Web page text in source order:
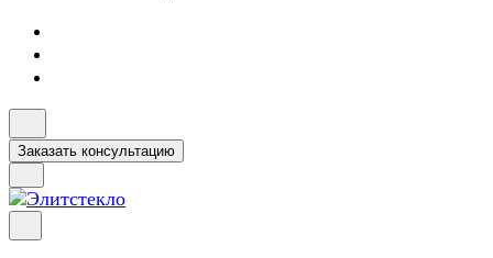
Заказать консультацию